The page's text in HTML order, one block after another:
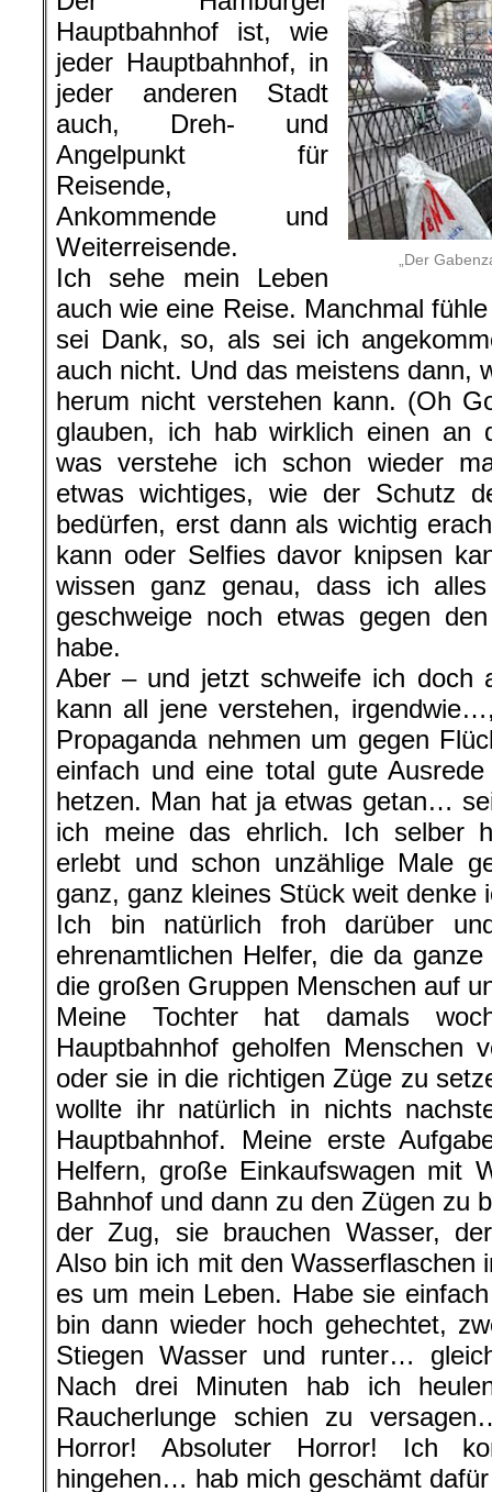
„Der
Hauptbahnhof ist, wie
jeder Hauptbahnhof, in
jeder anderen Stadt
auch, Dreh- und
Angelpunkt für
Reisende,
Ankommende und
Weiterreisende.
Ich sehe mein Leben
auch wie eine Reise. Manchmal
sei Dank, so, als sei ich
auch nicht. Und das meistens dann,
herum nicht verstehen kann. (Oh
glauben, ich hab wirklich einen an
was verstehe ich schon wieder
etwas wichtiges, wie der Schutz
bedürfen, erst dann als wichtig
kann oder Selfies davor knipsen
wissen ganz genau, dass ich
geschweige noch etwas gegen
habe.
Aber – und jetzt schweife ich
kann all jene verstehen,
Propaganda nehmen um gegen
einfach und eine total gute
hetzen. Man hat ja etwas getan…
ich meine das ehrlich. Ich selber
erlebt und schon unzählige Male
ganz, ganz kleines Stück weit denke
Ich bin natürlich froh darüber
ehrenamtlichen Helfer, die da
die großen Gruppen Menschen auf
Meine Tochter hat damals
Hauptbahnhof geholfen Menschen
oder sie in die richtigen Züge zu
wollte ihr natürlich in nichts
Hauptbahnhof. Meine erste
Helfern, große Einkaufswagen mit
Bahnhof und dann zu den Zügen zu
der Zug, sie brauchen Wasser,
Also bin ich mit den Wasserflaschen
es um mein Leben. Habe sie
bin dann wieder hoch gehechtet,
Stiegen Wasser und runter…
Nach drei Minuten hab ich
Raucherlunge schien zu
Horror! Absoluter Horror! Ich
hingehen… hab mich geschämt